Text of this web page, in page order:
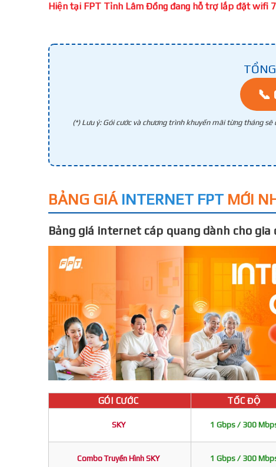
Hiện tại FPT Tỉnh Lâm Đồng đang hỗ trợ lắp đặt wifi
📞
(*) Lưu ý: Gói cước và chương trình khuyến mãi từng tháng
BẢNG GIÁ INTERNET FPT MỚI
Bảng giá internet cáp quang dành cho gia
GÓI CƯỚC TỐC ĐỘ
SKY 1 Gbps / 300
Combo Truyền Hình SKY 1 Gbps / 300